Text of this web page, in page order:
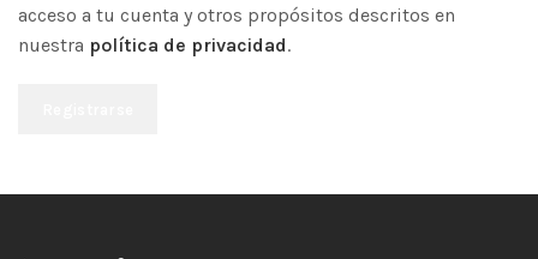
acceso a tu cuenta y otros propósitos descritos en
nuestra política de privacidad.